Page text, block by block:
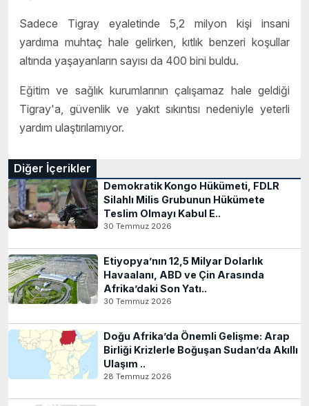
Sadece Tigray eyaletinde 5,2 milyon kişi insani
yardıma muhtaç hale gelirken, kıtlık benzeri koşullar
altında yaşayanların sayısı da 400 bini buldu.
Eğitim ve sağlık kurumlarının çalışamaz hale geldiği
Tigray'a, güvenlik ve yakıt sıkıntısı nedeniyle yeterli
yardım ulaştırılamıyor.
Diğer İçerikler
Demokratik Kongo Hükümeti, FDLR
Silahlı Milis Grubunun Hükümete
Teslim Olmayı Kabul E..
30 Temmuz 2026
Etiyopya’nın 12,5 Milyar Dolarlık
Havaalanı, ABD ve Çin Arasında
Afrika’daki Son Yatı..
30 Temmuz 2026
Doğu Afrika’da Önemli Gelişme: Arap
Birliği Krizlerle Boğuşan Sudan’da Akıllı
Ulaşım ..
28 Temmuz 2026